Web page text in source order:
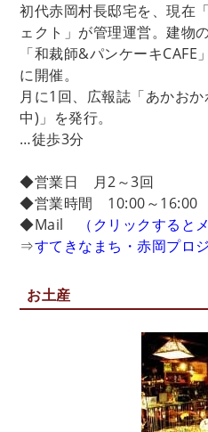
初代赤岡村長邸宅を、現在
ェクト」が管理運営。建物
「和裁師&パンケーキ
に開催。
月に1回、広報誌「あかお
中)」を発行。
…徒歩3分
◆営業日 月2～3回
◆営業時間 10:00～16:00
◆Mail
（クリックすると
⇒すてきなまち・赤岡プロ
お土産